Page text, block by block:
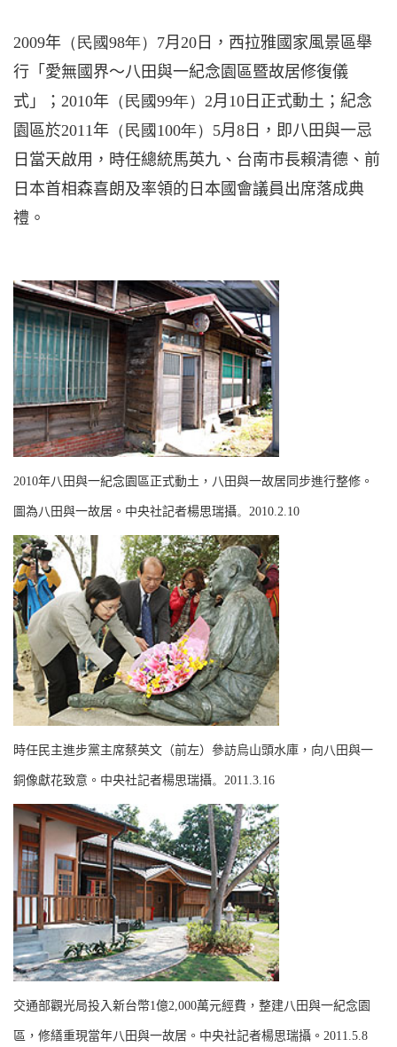
2009年 （民國98年） 7月 20 日 ，西拉雅國家風景區舉
行「愛無國界～八田與一紀念園區暨故居修復儀
式」； 2010年 （民國99年） 2月 10 日 正式動土；紀念
園區於2011年 （民國 100年） 5月 8 日 ，即八田與一忌
日當天啟用，時任總統馬英九、台南市長賴清德、前
日本首相森喜朗及率領的日本國會議員出席落成典
禮。
2010年八田與一紀念園區正式動土，八田與一故居同步進行整修。
圖為八田與一故居。中央社記者楊思瑞攝。 2010.2.10
時任民主進步黨主席蔡英文（前左）參訪烏山頭水庫，向八田與一
銅像獻花致意。中央社記者楊思瑞攝。 2011.3.16
交通部觀光局投入新台幣1 億2,000萬元經費，整建八田與一紀念園
區，修繕重現當年八田與一故居。中央社記者楊思瑞攝。 2011.5.8